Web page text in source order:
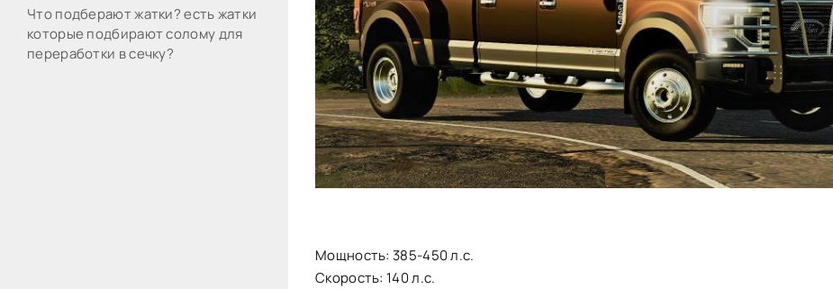
Что подберают жатки? есть жатки
которые подбирают солому для
переработки в сечку?
Мощность: 385-450 л.с.
Скорость: 140 л.с.